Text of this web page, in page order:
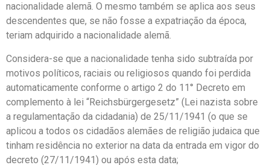
nacionalidade alemã. O mesmo também se aplica aos seus
descendentes que, se não fosse a expatriação da época,
teriam adquirido a nacionalidade alemã.
Considera-se que a nacionalidade tenha sido subtraída por
motivos políticos, raciais ou religiosos quando foi perdida
automaticamente conforme o artigo 2 do 11° Decreto em
complemento à lei “Reichsbürgergesetz” (Lei nazista sobre
a regulamentação da cidadania) de 25/11/1941 (o que se
aplicou a todos os cidadãos alemães de religião judaica que
tinham residência no exterior na data da entrada em vigor do
decreto (27/11/1941) ou após esta data;